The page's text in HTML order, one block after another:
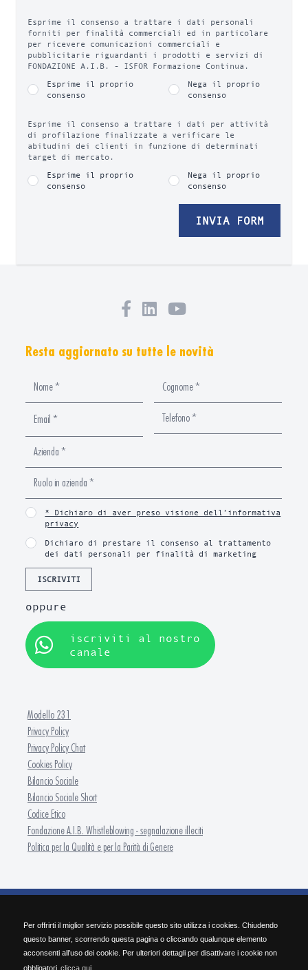
Per offrirti il miglior servizio possibile questo sito utilizza i cookies. Chiudendo
questo banner, scorrendo questa pagina o cliccando qualunque elemento
acconsenti all’uso dei cookie. Per ulteriori dettagli per disattivare i cookie non
obbligatori clicca qui.
Esprime il consenso a trattare i dati personali
forniti per finalità commerciali ed in particolare
per ricevere comunicazioni commerciali e
pubblicitarie riguardanti i prodotti e servizi di
FONDAZIONE A.I.B. - ISFOR Formazione Continua.
Esprime il proprio
consenso
Nega il proprio
consenso
Esprime il consenso a trattare i dati per attività
di profilazione finalizzate a verificare le
abitudini dei clienti in funzione di determinati
target di mercato.
Esprime il proprio
consenso
Nega il proprio
consenso
INVIA FORM
Resta aggiornato su tutte le novità
* Dichiaro di aver preso visione dell’informativa
privacy
Dichiaro di prestare il consenso al trattamento
dei dati personali per finalità di marketing
ISCRIVITI
oppure
iscriviti al nostro
canale
Modello 231
Privacy Policy
Privacy Policy Chat
Cookies Policy
Bilancio Sociale
Bilancio Sociale Short
Codice Etico
Fondazione A.I.B. Whistleblowing - segnalazione illeciti
Politica per la Qualità e per la Parità di Genere
SEDE OPERATIVA Via Pietro Nenni 30 - 25124 Brescia | Tel. 030/2284.511 | Fax
030/2284.584 | info@isforbrescia.it
SEDE LEGALE Via Cefalonia, 60 - 25124 Brescia | P.IVA 03427190982 | C.F. 98167050172